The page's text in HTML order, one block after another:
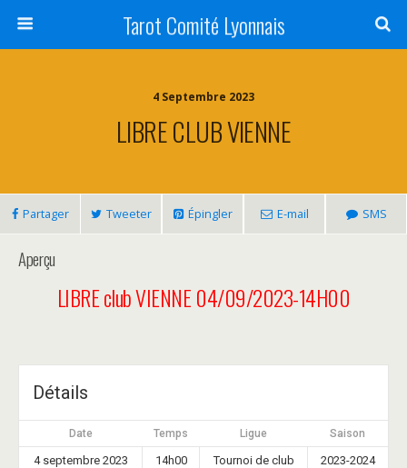
Tarot Comité Lyonnais
4 Septembre 2023
LIBRE CLUB VIENNE
Partager Tweeter Épingler E-mail SMS
Aperçu
LIBRE club VIENNE 04/09/2023-14H00
Détails
Date Temps Ligue Saison
4 septembre 2023 14h00 Tournoi de club 2023-2024